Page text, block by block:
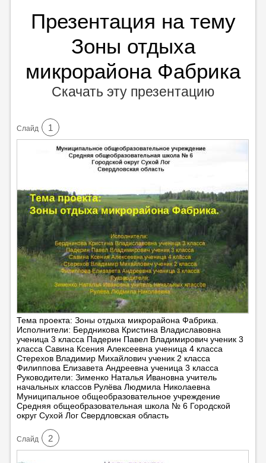
Презентация на тему
Зоны отдыха
микрорайона Фабрика
Скачать эту презентацию
Cлайд 1
Тема проекта: Зоны отдыха микрорайона Фабрика.
Исполнители: Бердникова Кристина Владиславовна
ученица 3 класса Падерин Павел Владимирович ученик 3
класса Савина Ксения Алексеевна ученица 4 класса
Стерехов Владимир Михайлович ученик 2 класса
Филиппова Елизавета Андреевна ученица 3 класса
Руководители: Зименко Наталья Ивановна учитель
начальных классов Рулёва Людмила Николаевна
Муниципальное общеобразовательное учреждение
Средняя общеобразовательная школа № 6 Городской
округ Сухой Лог Свердловская область
Cлайд 2